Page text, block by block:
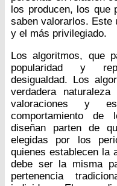
los producen, los que
saben valorarlos. Este
y el más privilegiado.
Los algoritmos, que
popularidad y
desigualdad. Los
verdadera
valoraciones y
comportamiento de
diseñan parten de
elegidas por los
quienes establecen la
debe ser la misma
pertenencia